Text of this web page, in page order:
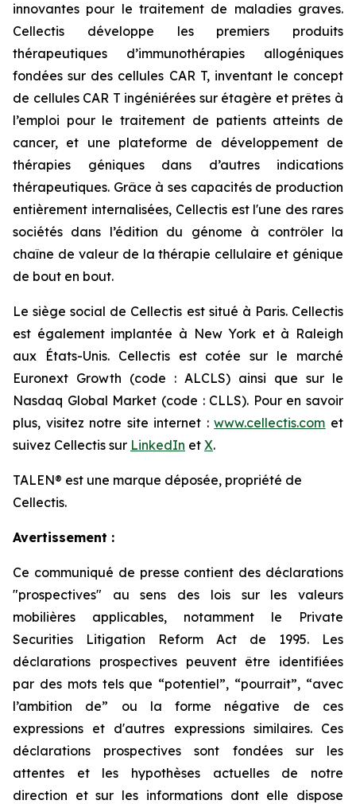
innovantes pour le traitement de maladies graves.
Cellectis développe les premiers produits
thérapeutiques d’immunothérapies allogéniques
fondées sur des cellules CAR T, inventant le concept
de cellules CAR T ingéniérées sur étagère et prêtes à
l’emploi pour le traitement de patients atteints de
cancer, et une plateforme de développement de
thérapies géniques dans d’autres indications
thérapeutiques. Grâce à ses capacités de production
entièrement internalisées, Cellectis est l'une des rares
sociétés dans l’édition du génome à contrôler la
chaîne de valeur de la thérapie cellulaire et génique
de bout en bout.
Le siège social de Cellectis est situé à Paris. Cellectis
est également implantée à New York et à Raleigh
aux États-Unis. Cellectis est cotée sur le marché
Euronext Growth (code : ALCLS) ainsi que sur le
Nasdaq Global Market (code : CLLS). Pour en savoir
plus, visitez notre site internet :www.cellectis.com et
suivez Cellectis sur LinkedIn et X.
TALEN® est une marque déposée, propriété de
Cellectis.
Avertissement :
Ce communiqué de presse contient des déclarations
"prospectives" au sens des lois sur les valeurs
mobilières applicables, notamment le Private
Securities Litigation Reform Act de 1995. Les
déclarations prospectives peuvent être identifiées
par des mots tels que “potentiel”, “pourrait”, “avec
l’ambition de” ou la forme négative de ces
expressions et d'autres expressions similaires. Ces
déclarations prospectives sont fondées sur les
attentes et les hypothèses actuelles de notre
direction et sur les informations dont elle dispose